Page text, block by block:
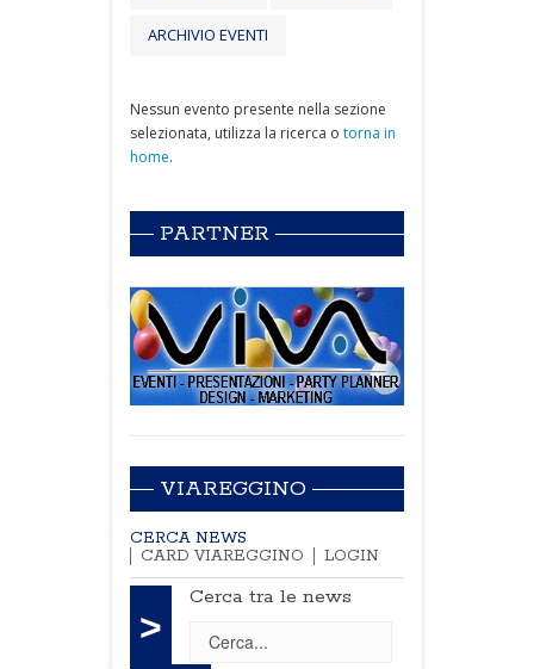
ARCHIVIO EVENTI
Nessun evento presente nella sezione
selezionata, utilizza la ricerca o torna in
home.
PARTNER
VIAREGGINO
CERCA NEWS
CARD VIAREGGINO
LOGIN
>
Cerca tra le news